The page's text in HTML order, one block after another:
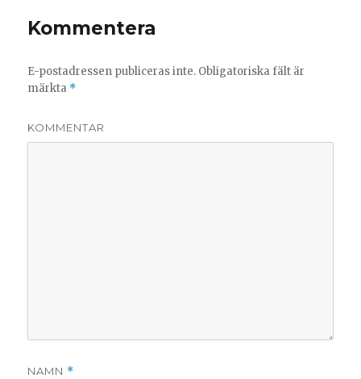
Kommentera
E-postadressen publiceras inte. Obligatoriska fält är
märkta *
KOMMENTAR
NAMN *